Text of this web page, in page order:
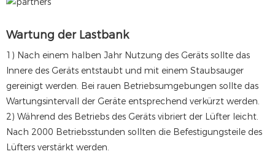
Wartung der Lastbank
1) Nach einem halben Jahr Nutzung des Geräts sollte das
Innere des Geräts entstaubt und mit einem Staubsauger
gereinigt werden. Bei rauen Betriebsumgebungen sollte das
Wartungsintervall der Geräte entsprechend verkürzt werden.
2) Während des Betriebs des Geräts vibriert der Lüfter leicht.
Nach 2000 Betriebsstunden sollten die Befestigungsteile des
Lüfters verstärkt werden.